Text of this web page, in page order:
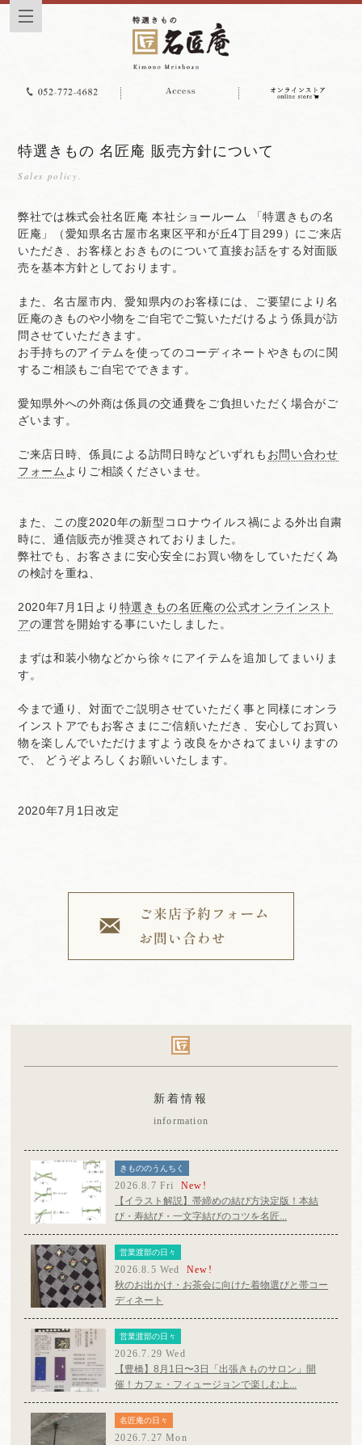
特選きもの 名匠庵 販売方針について
Sales policy.
弊社では株式会社名匠庵 本社ショールーム 「特選きもの名
匠庵」（愛知県名古屋市名東区平和が丘4丁目299）にご来店
いただき、お客様とおきものについて直接お話をする対面販
売を基本方針としております。
また、名古屋市内、愛知県内のお客様には、ご要望により名
匠庵のきものや小物をご自宅でご覧いただけるよう係員が訪
問させていただきます。
お手持ちのアイテムを使ってのコーディネートやきものに関
するご相談もご自宅でできます。
愛知県外への外商は係員の交通費をご負担いただく場合がご
ざいます。
ご来店日時、係員による訪問日時などいずれも お問い合わせ
フォームよりご相談くださいませ。
また、この度2020年の新型コロナウイルス禍による外出自粛
時に、通信販売が推奨されておりました。
弊社でも、お客さまに安心安全にお買い物をしていただく為
の検討を重ね、
2020年7月1日より 特選きもの名匠庵の公式オンラインスト
アの運営を開始する事にいたしました。
まずは和装小物などから徐々にアイテムを追加してまいりま
す。
今まで通り、対面でご説明させていただく事と同様にオンラ
インストアでもお客さまにご信頼いただき、安心してお買い
物を楽しんでいただけますよう改良をかさねてまいりますの
で、 どうぞよろしくお願いいたします。
2020年7月1日改定
新着情報
information
きもののうんちく
2026.8.7 Fri New!
【イラスト解説】帯締めの結び方決定版！本結
び・寿結び・一文字結びのコツを名匠...
営業渡部の日々
2026.8.5 Wed New!
秋のお出かけ・お茶会に向けた着物選びと帯コー
ディネート
営業渡部の日々
2026.7.29 Wed
【豊橋】8月1日〜3日「出張きものサロン」開
催！カフェ・フィュージョンで楽しむ上...
名匠庵の日々
2026.7.27 Mon